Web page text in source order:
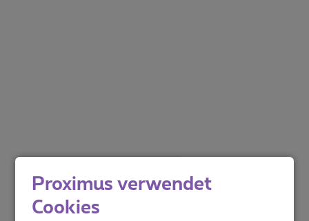
Proximus verwendet
Cookies